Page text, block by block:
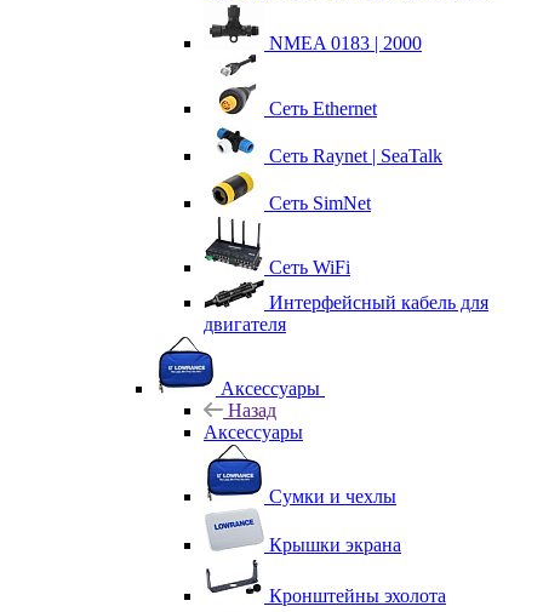
NMEA 0183 | 2000
Сеть Ethernet
Сеть Raynet | SeaTalk
Сеть SimNet
Сеть WiFi
Интерфейсный кабель для
двигателя
Аксессуары
Назад
Аксессуары
Сумки и чехлы
Крышки экрана
Кронштейны эхолота